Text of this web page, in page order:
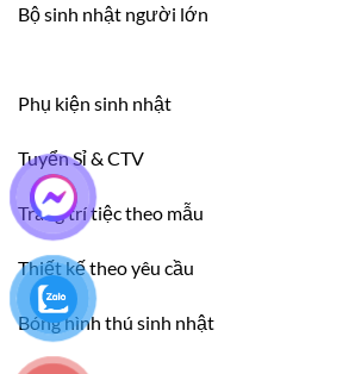
Bộ sinh nhật người lớn
Phụ kiện sinh nhật
Tuyển Sỉ & CTV
Trang trí tiệc theo mẫu
Thiết kế theo yêu cầu
Bóng hình thú sinh nhật